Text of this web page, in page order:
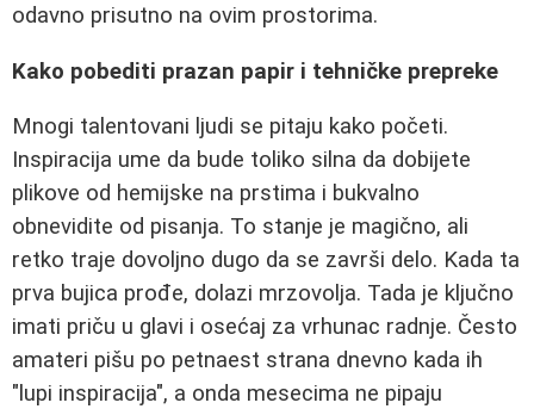
odavno prisutno na ovim prostorima.
Kako pobediti prazan papir i tehničke prepreke
Mnogi talentovani ljudi se pitaju kako početi.
Inspiracija ume da bude toliko silna da dobijete
plikove od hemijske na prstima i bukvalno
obnevidite od pisanja. To stanje je magično, ali
retko traje dovoljno dugo da se završi delo. Kada ta
prva bujica prođe, dolazi mrzovolja. Tada je ključno
imati priču u glavi i osećaj za vrhunac radnje. Često
amateri pišu po petnaest strana dnevno kada ih
"lupi inspiracija", a onda mesecima ne pipaju